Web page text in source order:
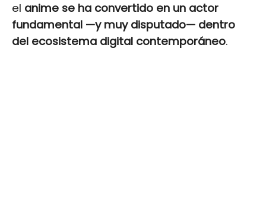
el anime se ha convertido en un actor
fundamental —y muy disputado— dentro
del ecosistema digital contemporáneo.